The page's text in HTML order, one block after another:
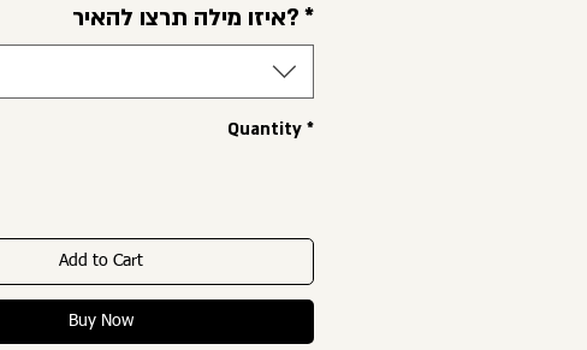
איזו מילה תרצו להאיר?*
Quantity *
Add to Cart
Buy Now